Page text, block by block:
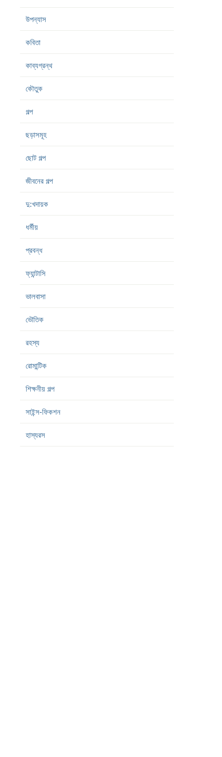
উপন্যাস
কবিতা
কাব্যগ্রন্থ
কৌতুক
গল্প
ছড়াসমূহ
ছোট গল্প
জীবনের গল্প
দু:খদায়ক
ধর্মীয়
প্রবন্ধ
ফ্যান্টাসি
ভালবাসা
ভৌতিক
রহস্য
রোমান্টিক
শিক্ষনীয় গল্প
সাইন্স-ফিকশন
হাস্যরস